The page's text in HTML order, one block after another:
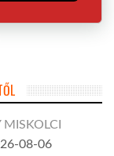
08-06